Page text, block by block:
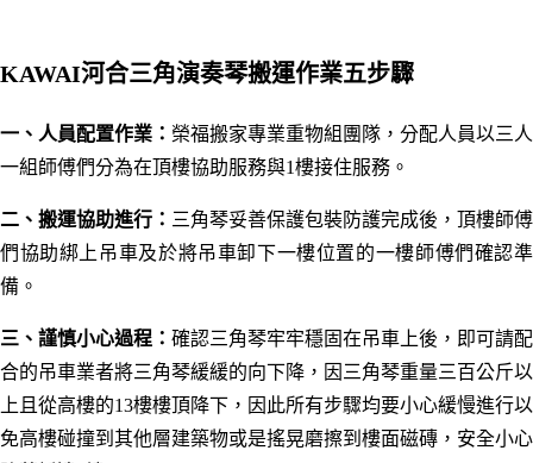
KAWAI河合三角演奏琴搬運作業五步驟
一、人員配置作業： 榮福搬家專業重物組 團隊 ， 分配人員以三人
一組師傅們分為在頂樓協助服務與1樓接住服務 。
二、搬運協助進行 ： 三角琴妥善保護包裝防護完成後 ，頂樓師傅
們協助綁上吊車及於將吊車卸下一樓位置的一樓師傅們確認準
備 。
三、謹慎小心過程 ： 確認三角琴牢牢穩固在吊車上後 ，即可請配
合的吊車業者將三角琴緩緩的向下降 ，因三角琴重量三百公斤以
上且從高樓的13樓樓頂降下，因此所有步驟均要小心緩慢進行以
免高樓碰撞到其他層建築物或是搖晃磨擦到樓面磁磚 ，安全小心